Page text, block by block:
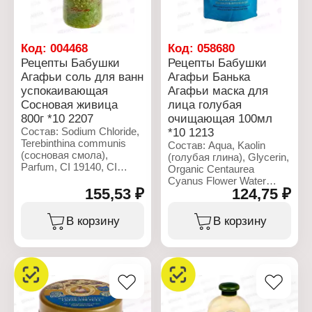
кислота, лимонная
Характеристики:
Бренд: Рецепты бабушки
Агафьи
Коллекция: Банька
Агафьи
Тип товара: Маска для
лица
Название:
"Омолаживающая"
Действие: против
признаков старения
Активные компоненты:
Объем: 100 мл
Methylchloroisothiazolinone.
Methylisothiazolinone,
Характеристики:
Бренд: Рецепты бабушки
Агафьи
Коллекция:
Удивительная серия
Агафьи
Тип товара: Шампунь
Название: "Березовый"
Действие: 7 в 1
Объем: 500 мл
Код: 004468
Рецепты Бабушки
Агафьи соль для ванн
успокаивающая
Сосновая живица
800г *10 2207
Состав: Sodium Chloride,
Terebinthina communis
(сосновая смола),
Parfum, CI 19140, CI
Характеристики:
Бренд: Рецепты бабушки
Коллекция: Классика
Тип товара: Соль для
ванн
Действие:
успокаивающая
Активные компоненты: с
155,53 ₽
В корзину
Код:058680
Рецепты Бабушки
Агафьи Банька
Агафьи маска для
лица голубая
очищающая 100мл
*10 1213
Состав: Aqua, Kaolin
(голубая глина), Glycerin,
Organic Centaurea
Cyanus Flower Water
(органическая
васильковая вода),
Cetearyl Alcohol, Zinc
Oxide, Bentonite (and)
Organic Malva Sylvestris
(Mallow) Flower Extract
(органический экстракт
мальвы), Avena Sativa
124,75 ₽
В корзину